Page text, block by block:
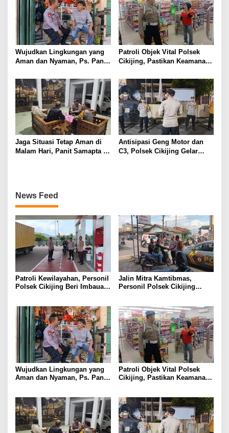
Wujudkan Lingkungan yang
Aman dan Nyaman, Ps. Panit
Sambangi Warga Desa
Cikijing
Patroli Objek Vital Polsek
Cikijing, Pastikan Keamanan
Aman Kepada Masyarakat
Jaga Situasi Tetap Aman di
Malam Hari, Panit Samapta II
Antisipasi Geng Motor dan
C3, Polsek Cikijing Gelar
News Feed
Patroli Kewilayahan, Personil
Polsek Cikijing Beri Imbauan
Jalin Mitra Kamtibmas,
Personil Polsek Cikijing
Wujudkan Lingkungan yang
Aman dan Nyaman, Ps. Panit
Cikijing
Patroli Objek Vital Polsek
Cikijing, Pastikan Keamanan